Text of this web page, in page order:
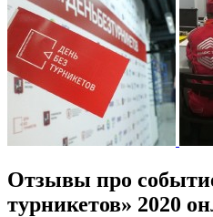
Отзывы про
турникетов» 2020